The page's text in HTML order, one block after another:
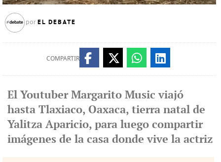
por EL DEBATE
COMPARTIR
El Youtuber Margarito Music viajó
hasta Tlaxiaco, Oaxaca, tierra natal de
Yalitza Aparicio, para luego compartir
imágenes de la casa donde vive la actriz